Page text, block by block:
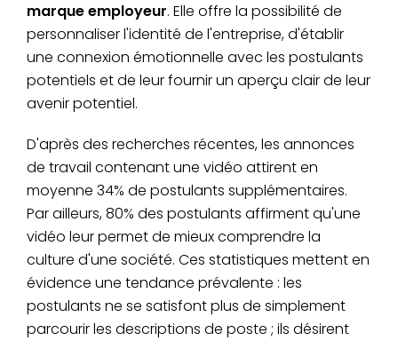
marque employeur. Elle offre la possibilité de
personnaliser l'identité de l'entreprise, d'établir
une connexion émotionnelle avec les postulants
potentiels et de leur fournir un aperçu clair de leur
avenir potentiel.
D'après des recherches récentes, les annonces
de travail contenant une vidéo attirent en
moyenne 34% de postulants supplémentaires.
Par ailleurs, 80% des postulants affirment qu'une
vidéo leur permet de mieux comprendre la
culture d'une société. Ces statistiques mettent en
évidence une tendance prévalente : les
postulants ne se satisfont plus de simplement
parcourir les descriptions de poste ; ils désirent